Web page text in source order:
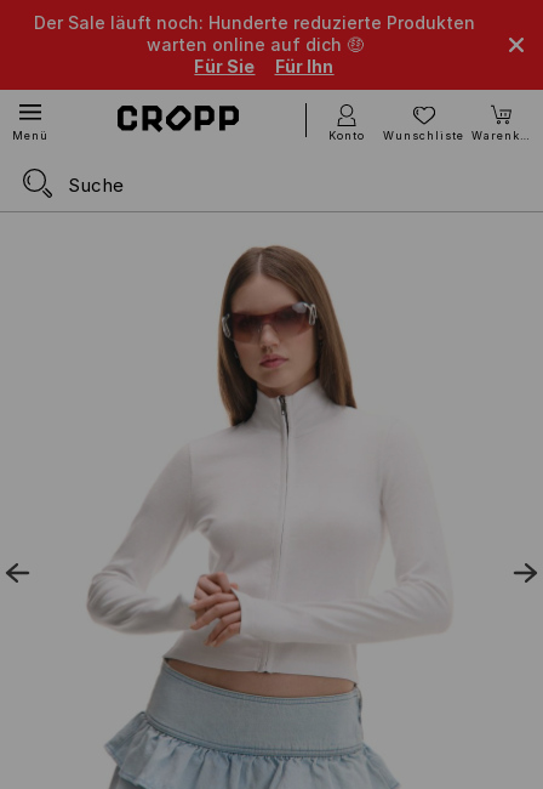
Der Sale läuft noch: Hunderte reduzierte Produkten
warten online auf dich 🤑
Für Sie
Für Ihn
Menü Konto Wunschliste Warenkorb